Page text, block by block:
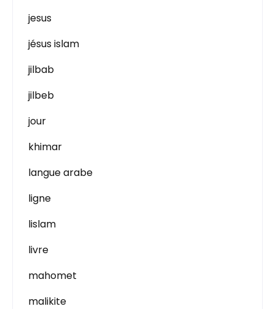
jesus
jésus islam
jilbab
jilbeb
jour
khimar
langue arabe
ligne
lislam
livre
mahomet
malikite